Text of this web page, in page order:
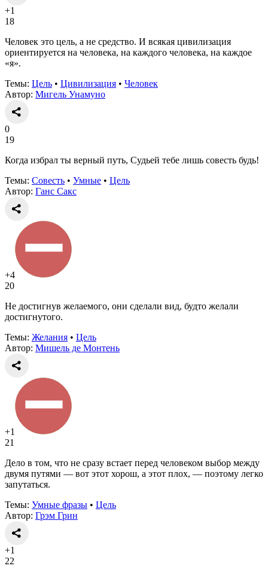
+1
18
Человек это цель, а не средство. И всякая цивилизация
ориентируется на человека, на каждого человека, на каждое
«я».
Темы: Цель • Цивилизация • Человек
Автор: Мигель Унамуно
0
19
Когда избрал ты верный путь, Судьей тебе лишь совесть будь!
Темы: Совесть • Умные • Цель
Автор: Ганс Сакс
+4
20
Не достигнув желаемого, они сделали вид, будто желали
достигнутого.
Темы: Желания • Цель
Автор: Мишель де Монтень
+1
21
Дело в том, что не сразу встает перед человеком выбор между
двумя путями — вот этот хорош, а этот плох, — поэтому легко
запутаться.
Темы: Умные фразы • Цель
Автор: Грэм Грин
+1
22